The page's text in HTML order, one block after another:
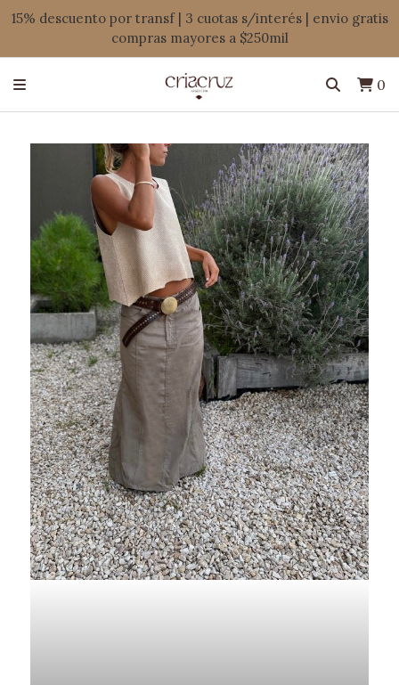
15% descuento por transf | 3 cuotas s/interés | envio gratis
compras mayores a $250mil
0